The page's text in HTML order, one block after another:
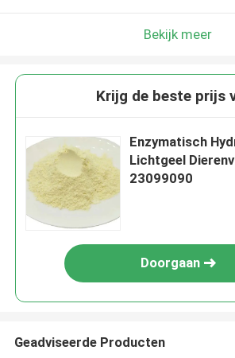
Bekijk meer
Krijg de beste prijs
Enzymatisch
Lichtgeel
23099090
Doorgaan
Geadviseerde Producten